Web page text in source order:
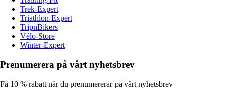
Trek-Expert
Triathlon-Expert
TripnBikers
Vélo-Store
Winter-Expert
Prenumerera på vårt nyhetsbrev
Få 10 % rabatt när du prenumererar på vårt nyhetsbrev